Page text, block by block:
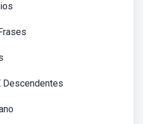
Descendentes